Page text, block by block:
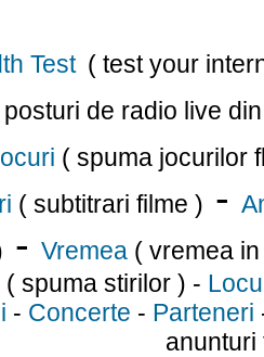
Test ( test your
posturi de radio live
( spuma jocurilor
( subtitrari filme ) -
- Vremea ( vremea
( spuma stirilor ) -
- Concerte - Parteneri
anunturi